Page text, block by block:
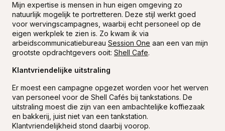
Mijn expertise is mensen in hun eigen omgeving zo
natuurlijk mogelijk te portretteren. Deze stijl werkt goed
voor wervingscampagnes, waarbij echt personeel op de
eigen werkplek te zien is. Zo kwam ik via
arbeidscommunicatiebureau Session One aan een van mijn
grootste opdrachtgevers ooit: Shell Cafe.
Klantvriendelijke uitstraling
Er moest een campagne opgezet worden voor het werven
van personeel voor de Shell Cafés bij tankstations. De
uitstraling moest die zijn van een ambachtelijke koffiezaak
en bakkerij, juist niet van een tankstation.
Klantvriendelijkheid stond daarbij voorop.